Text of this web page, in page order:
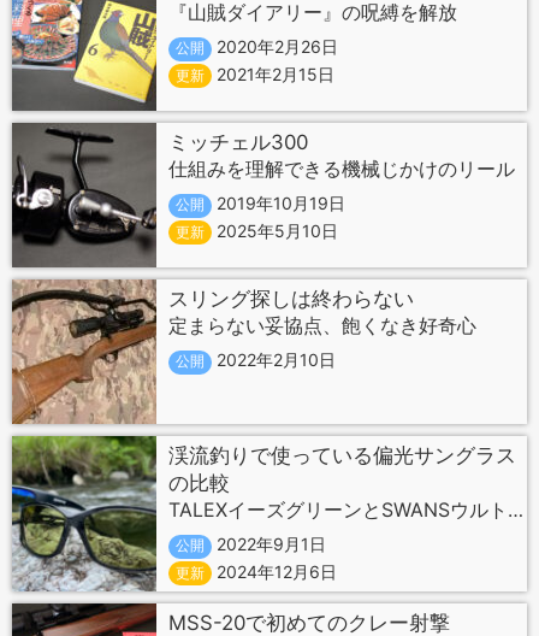
『山賊ダイアリー』の呪縛を解放
公開 2020年2月26日
更新 2021年2月15日
ミッチェル300
仕組みを理解できる機械じかけのリール
公開 2019年10月19日
更新 2025年5月10日
スリング探しは終わらない
定まらない妥協点、飽くなき好奇心
公開 2022年2月10日
渓流釣りで使っている偏光サングラス
の比較
TALEXイーズグリーンとSWANSウルトラライトグリーン
公開 2022年9月1日
更新 2024年12月6日
MSS-20で初めてのクレー射撃